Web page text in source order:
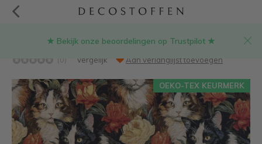
★ Bekijk onze beoordelingen op Trustpilot ★
Kattenprint met bloemen gobelin stof
(0) Vergelijk Aan verlanglijst toevoegen
OEKO-TEX KEURMERK